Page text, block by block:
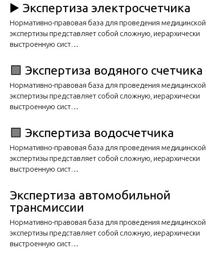
▶️ Экспертиза электросчетчика
Нормативно-правовая база для проведения медицинской
экспертизы представляет собой сложную, иерархически
выстроенную сист…
🟩 Экспертиза водяного счетчика
Нормативно-правовая база для проведения медицинской
экспертизы представляет собой сложную, иерархически
выстроенную сист…
🟩 Экспертиза водосчетчика
Нормативно-правовая база для проведения медицинской
экспертизы представляет собой сложную, иерархически
выстроенную сист…
Экспертиза автомобильной
трансмиссии
Нормативно-правовая база для проведения медицинской
экспертизы представляет собой сложную, иерархически
выстроенную сист…